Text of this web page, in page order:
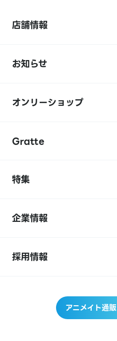
店舗情報
お知らせ
オンリーショップ
Gratte
特集
企業情報
採用情報
アニメイト通販